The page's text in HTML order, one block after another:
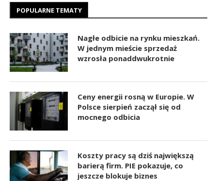
POPULARNE TEMATY
Nagłe odbicie na rynku mieszkań.
W jednym mieście sprzedaż
wzrosła ponaddwukrotnie
Ceny energii rosną w Europie. W
Polsce sierpień zaczął się od
mocnego odbicia
Koszty pracy są dziś największą
barierą firm. PIE pokazuje, co
jeszcze blokuje biznes